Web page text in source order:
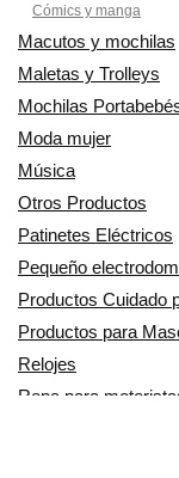
Cómics y manga
Macutos y mochilas
Maletas y Trolleys
Mochilas
Moda mujer
Música
Otros Productos
Patinetes Eléctricos
Pequeño
Productos Cuidado
Productos para
Relojes
Ropa para